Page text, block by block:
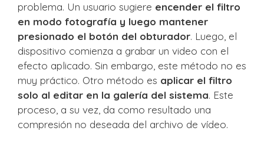
problema. Un usuario sugiere encender el filtro
en modo fotografía y luego mantener
presionado el botón del obturador. Luego, el
dispositivo comienza a grabar un video con el
efecto aplicado. Sin embargo, este método no es
muy práctico. Otro método es aplicar el filtro
solo al editar en la galería del sistema. Este
proceso, a su vez, da como resultado una
compresión no deseada del archivo de vídeo.